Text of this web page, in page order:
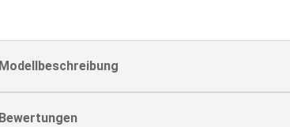
Modellbeschreibung
Bewertungen